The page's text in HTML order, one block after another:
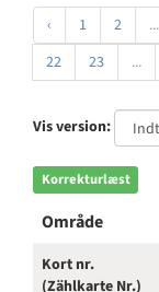
‹ 1 2 ...
22
23 ...
Vis version:
Korrekturlæst
Område
Kort nr.
(Zählkarte Nr.)